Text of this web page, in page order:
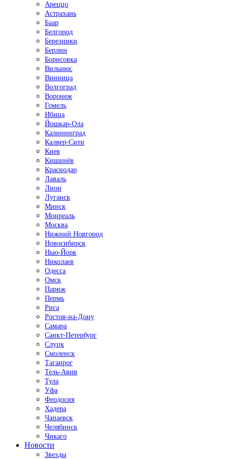
Ареццо
Астрахань
Баар
Белгород
Березники
Берлин
Борисовка
Вильнюс
Винница
Волгоград
Воронеж
Гомель
Ибица
Йошкар-Ола
Калининград
Калвер-Сити
Киев
Кишинёв
Краснодар
Лаваль
Лион
Луганск
Минск
Монреаль
Москва
Нижний Новгород
Новосибирск
Нью-Йорк
Николаев
Одесса
Омск
Париж
Пермь
Рига
Ростов-на-Дону
Самара
Санкт-Петербург
Слуцк
Смоленск
Таганрог
Тель-Авив
Тула
Уфа
Феодосия
Хадера
Чапаевск
Челябинск
Чикаго
Новости
Звезды